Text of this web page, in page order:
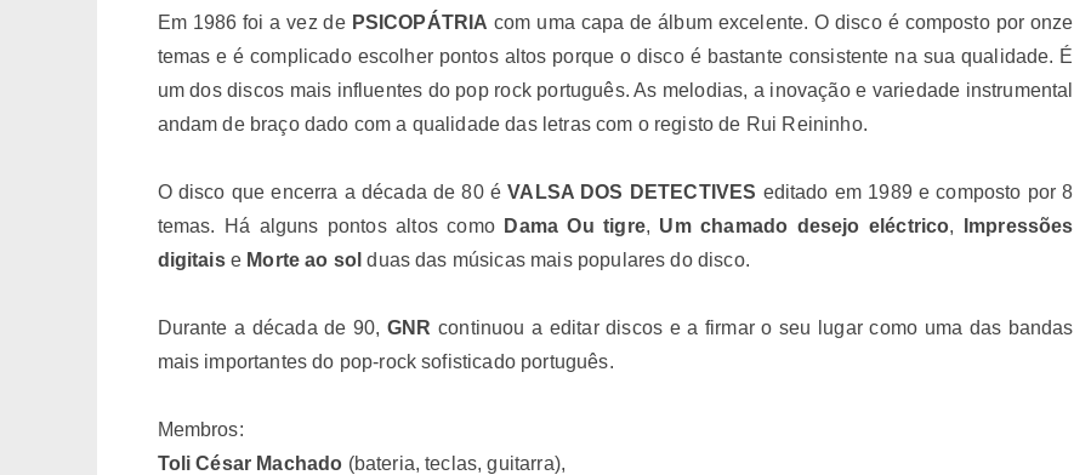
Em 1986 foi a vez de PSICOPÁTRIA com uma capa de álbum excelente. O disco é composto por onze
temas e é complicado escolher pontos altos porque o disco é bastante consistente na sua qualidade. É
um dos discos mais influentes do pop rock português. As melodias, a inovação e variedade instrumental
andam de braço dado com a qualidade das letras com o registo de Rui Reininho.
O disco que encerra a década de 80 éVALSA DOS DETECTIVES editado em 1989 e composto por 8
temas. Há alguns pontos altos como Dama Ou tigre, Um chamado desejo eléctrico,
Impressões
digitaise Morte ao sol duas das músicas mais populares do disco.
Durante a década de 90, GNR continuou a editar discos e a firmar o seu lugar como uma das bandas
mais importantes do pop-rock sofisticado português.
Membros:
Toli César Machado (bateria, teclas, guitarra),